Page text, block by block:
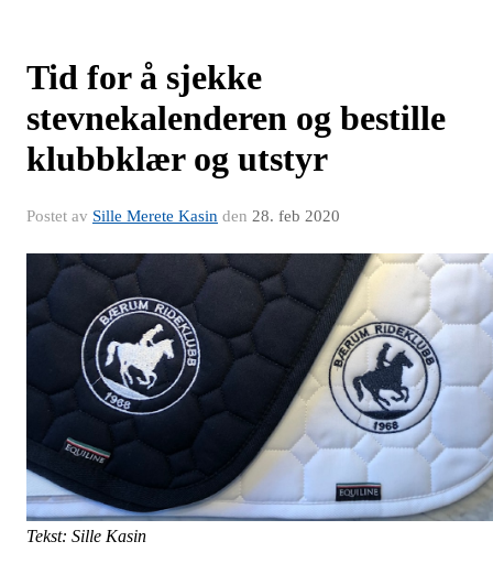
Tid for å sjekke
stevnekalenderen og bestille
klubbklær og utstyr
Postet av Sille Merete Kasin den 28. feb 2020
Tekst: Sille Kasin